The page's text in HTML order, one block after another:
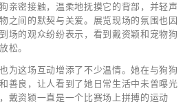
亲密接触，温柔地抚摸它的背部，并轻声
之间的默契与关爱。展览现场的氛围也因
场的观众纷纷表示，看到戴资颖和宠物狗
松。
为这场互动增添了不少温情。她在与狗狗
善良，让人看到了她日常生活中未曾曝光
戴资颖一直是一个比赛场上拼搏的运动